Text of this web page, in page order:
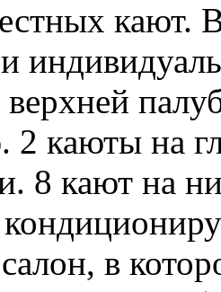
кают.
2 каюты на
8 кают на
в